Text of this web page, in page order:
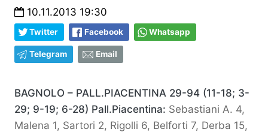
10.11.2013 19:30
Twitter Facebook Whatsapp
Telegram Email
BAGNOLO – PALL.PIACENTINA 29-94 (11-18; 3-
29; 9-19; 6-28) Pall.Piacentina: Sebastiani A. 4,
Malena 1, Sartori 2, Rigolli 6, Belforti 7, Derba 15,